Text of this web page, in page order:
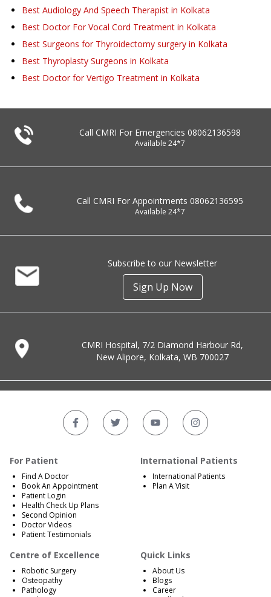
Best Audiology And Speech Therapist in Kolkata
Best Doctor For Vocal Cord Treatment in Kolkata
Best Surgeons for Thyroidectomy surgery in Kolkata
Best Thyroplasty Surgeons in Kolkata
Best Doctor for Vertigo Treatment in Kolkata
Call CMRI For Emergencies 08062136598
Available 24*7
Call CMRI For Appointments 08062136595
Available 24*7
Subscribe to our Newsletter
Sign Up Now
CMRI Hospital, 7/2 Diamond Harbour Rd,
New Alipore, Kolkata, WB 700027
For Patient
Find A Doctor
Book An Appointment
Patient Login
Health Check Up Plans
Second Opinion
Doctor Videos
Patient Testimonials
International Patients
International Patients
Plan A Visit
Centre of Excellence
Robotic Surgery
Osteopathy
Pathology
Quick Links
About Us
Blogs
Career